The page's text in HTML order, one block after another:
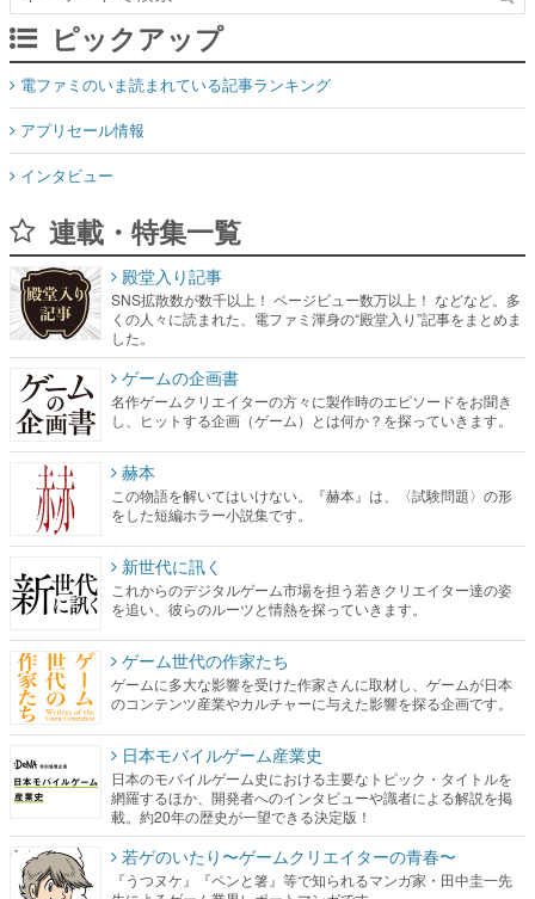
ピックアップ
電ファミのいま読まれている記事ランキング
アプリセール情報
インタビュー
連載・特集一覧
殿堂入り記事
SNS拡散数が数千以上！ ページビュー数万以上！ などなど。多
くの人々に読まれた、電ファミ渾身の“殿堂入り”記事をまとめま
した。
ゲームの企画書
名作ゲームクリエイターの方々に製作時のエピソードをお聞き
し、ヒットする企画（ゲーム）とは何か？を探っていきます。
赫本
この物語を解いてはいけない。『赫本』は、〈試験問題〉の形
をした短編ホラー小説集です。
新世代に訊く
これからのデジタルゲーム市場を担う若きクリエイター達の姿
を追い、彼らのルーツと情熱を探っていきます。
ゲーム世代の作家たち
ゲームに多大な影響を受けた作家さんに取材し、ゲームが日本
のコンテンツ産業やカルチャーに与えた影響を探る企画です。
日本モバイルゲーム産業史
日本のモバイルゲーム史における主要なトピック・タイトルを
網羅するほか、開発者へのインタビューや識者による解説を掲
載。約20年の歴史が一望できる決定版！
若ゲのいたり〜ゲームクリエイターの青春〜
『うつヌケ』『ペンと箸』等で知られるマンガ家・田中圭一先